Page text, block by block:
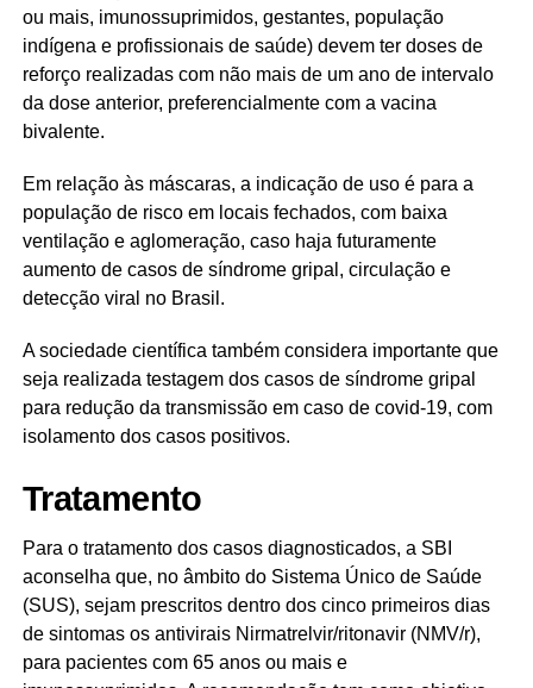
ou mais, imunossuprimidos, gestantes, população
indígena e profissionais de saúde) devem ter doses de
reforço realizadas com não mais de um ano de intervalo
da dose anterior, preferencialmente com a vacina
bivalente.
Em relação às máscaras, a indicação de uso é para a
população de risco em locais fechados, com baixa
ventilação e aglomeração, caso haja futuramente
aumento de casos de síndrome gripal, circulação e
detecção viral no Brasil.
A sociedade científica também considera importante que
seja realizada testagem dos casos de síndrome gripal
para redução da transmissão em caso de covid-19, com
isolamento dos casos positivos.
Tratamento
Para o tratamento dos casos diagnosticados, a SBI
aconselha que, no âmbito do Sistema Único de Saúde
(SUS), sejam prescritos dentro dos cinco primeiros dias
de sintomas os antivirais Nirmatrelvir/ritonavir (NMV/r),
para pacientes com 65 anos ou mais e